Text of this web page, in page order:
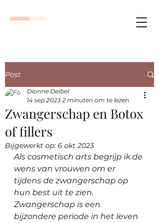
Post
Zwangerschap en Botox
of fillers
Dionne Deibel
14 sep 2023 2 minuten om te lezen
Bijgewerkt op: 6 okt 2023
Als cosmetisch arts begrijp ik de
wens van vrouwen om er
tijdens de zwangerschap op
hun best uit te zien.
Zwangerschap is een
bijzondere periode in het leven